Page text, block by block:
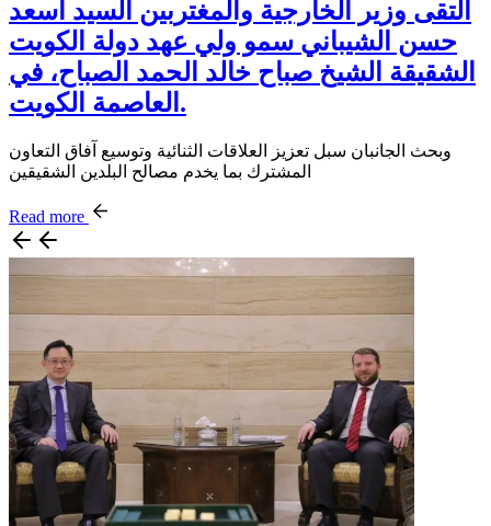
التقى وزير الخارجية والمغتربين السيد أسعد
حسن الشيباني سمو ولي عهد دولة الكويت
الشقيقة الشيخ صباح خالد الحمد الصباح، في
العاصمة الكويت.
وبحث الجانبان سبل تعزيز العلاقات الثنائية وتوسيع آفاق التعاون
المشترك بما يخدم مصالح البلدين الشقيقين
Read more